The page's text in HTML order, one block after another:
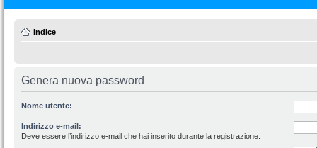
Indice
Genera nuova password
Nome utente:
Indirizzo e-mail:
Deve essere l’indirizzo e-mail che hai inserito durante la registrazione.